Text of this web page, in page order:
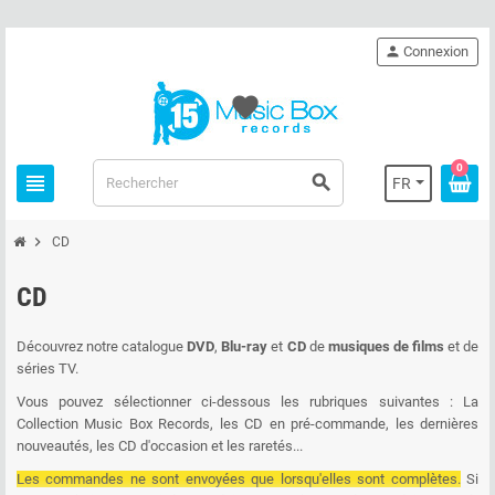
view_headline search FR
person Connexion
0
favorite
chevron_right CD
CD
Découvrez notre catalogueDVD,Blu-ray et CDde musiques de films et de
séries TV.
Vous pouvez sélectionner ci-dessous les rubriques suivantes : La
Collection Music Box Records, les CD en pré-commande, les dernières
nouveautés, les CD d'occasion et les raretés...
Les commandes ne sont envoyées que lorsqu'elles sont complètes.Si